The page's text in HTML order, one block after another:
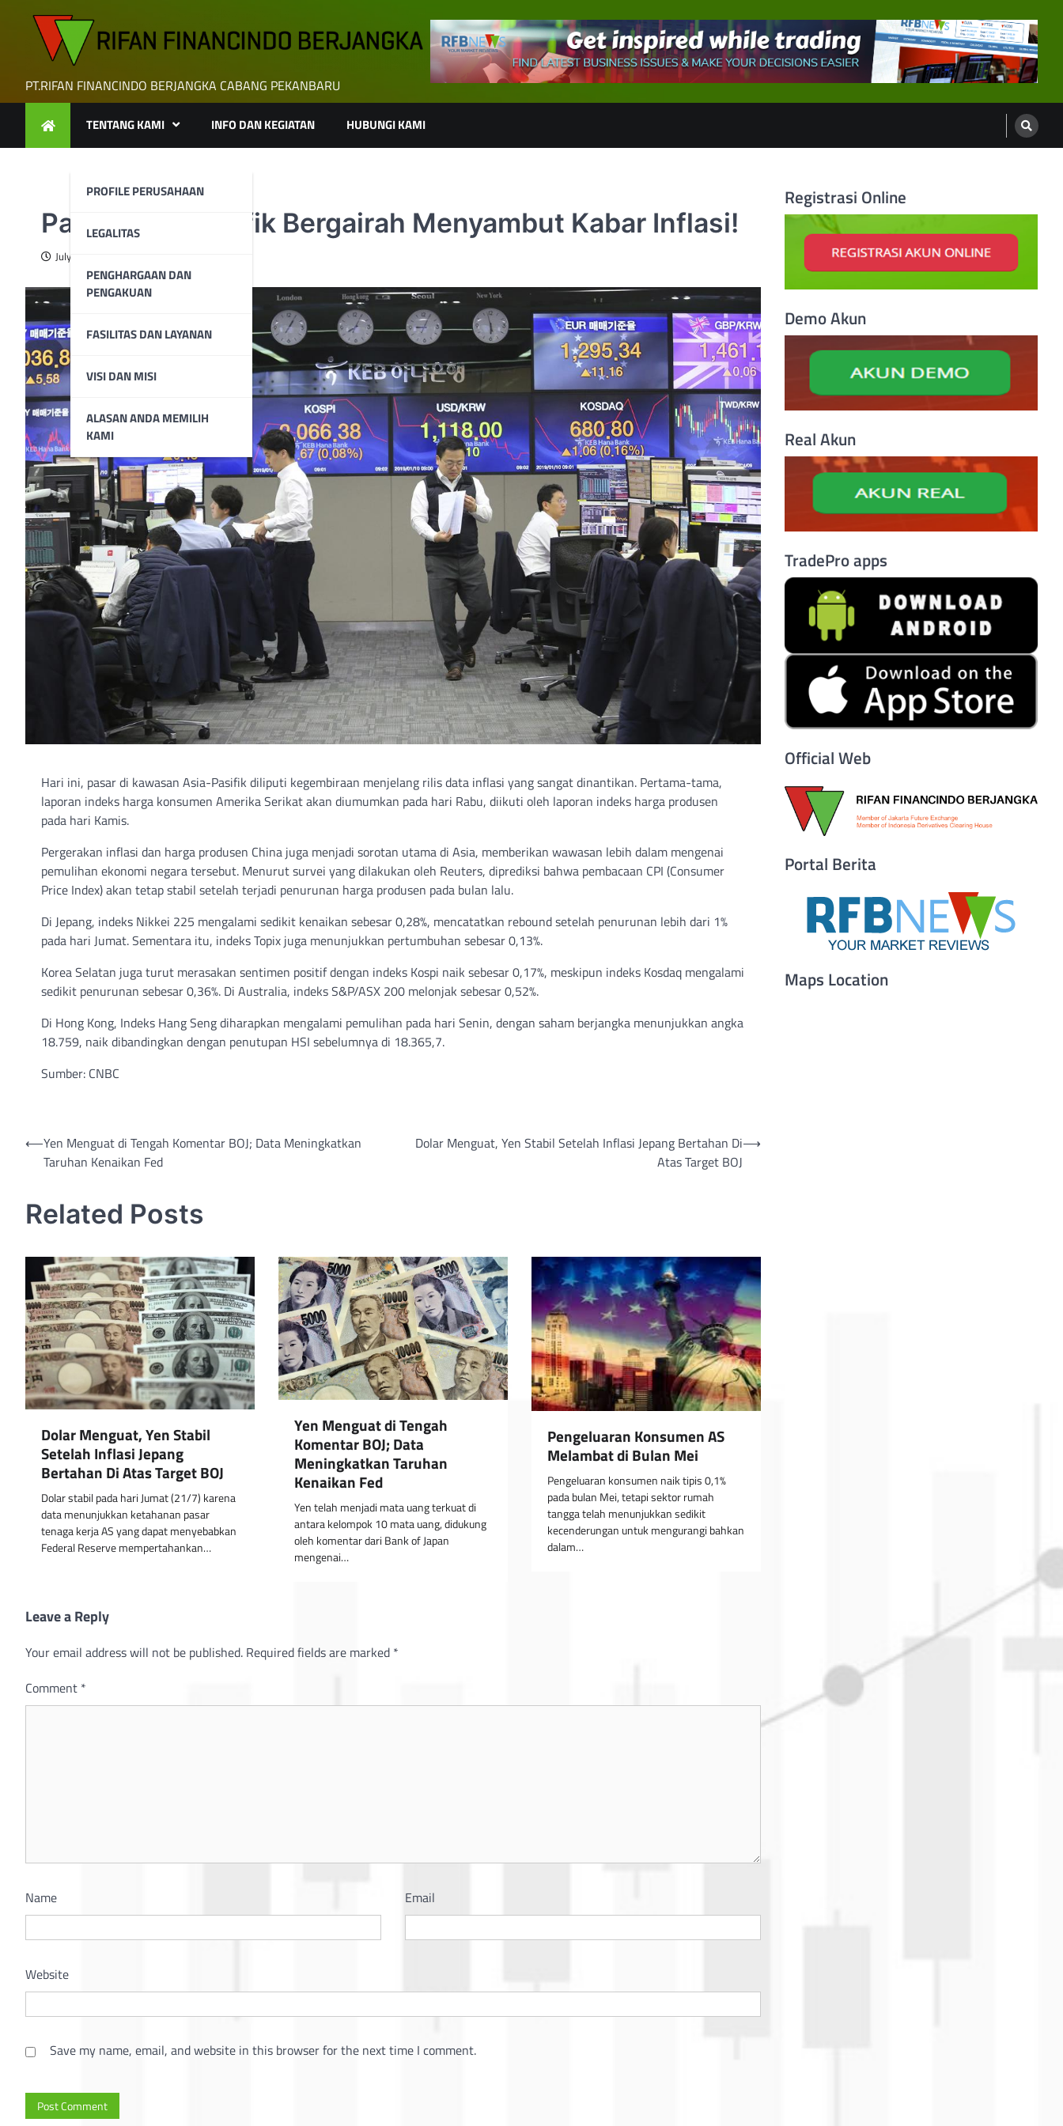
PT.RIFAN FINANCINDO BERJANGKA CABANG PEKANBARU
TENTANG KAMI
PROFILE PERUSAHAAN
LEGALITAS
PENGHARGAAN DAN
PENGAKUAN
FASILITAS DAN LAYANAN
VISI DAN MISI
ALASAN ANDA MEMILIH
KAMI
INFO DAN KEGIATAN HUBUNGI KAMI
Pasar Asia-Pasifik Bergairah Menyambut Kabar Inflasi!
July 10, 2023
Hari ini, pasar di kawasan Asia-Pasifik diliputi kegembiraan menjelang rilis data inflasi yang sangat dinantikan. Pertama-tama,
laporan indeks harga konsumen Amerika Serikat akan diumumkan pada hari Rabu, diikuti oleh laporan indeks harga produsen
pada hari Kamis.
Pergerakan inflasi dan harga produsen China juga menjadi sorotan utama di Asia, memberikan wawasan lebih dalam mengenai
pemulihan ekonomi negara tersebut. Menurut survei yang dilakukan oleh Reuters, diprediksi bahwa pembacaan CPI (Consumer
Price Index) akan tetap stabil setelah terjadi penurunan harga produsen pada bulan lalu.
Di Jepang, indeks Nikkei 225 mengalami sedikit kenaikan sebesar 0,28%, mencatatkan rebound setelah penurunan lebih dari 1%
pada hari Jumat. Sementara itu, indeks Topix juga menunjukkan pertumbuhan sebesar 0,13%.
Korea Selatan juga turut merasakan sentimen positif dengan indeks Kospi naik sebesar 0,17%, meskipun indeks Kosdaq mengalami
sedikit penurunan sebesar 0,36%. Di Australia, indeks S&P/ASX 200 melonjak sebesar 0,52%.
Di Hong Kong, Indeks Hang Seng diharapkan mengalami pemulihan pada hari Senin, dengan saham berjangka menunjukkan angka
18.759, naik dibandingkan dengan penutupan HSI sebelumnya di 18.365,7.
Sumber: CNBC
Post
navigation
⟵Yen Menguat di Tengah Komentar BOJ; Data Meningkatkan
Taruhan Kenaikan Fed
Dolar Menguat, Yen Stabil Setelah Inflasi Jepang Bertahan Di
Atas Target BOJ
⟶
Related Posts
Dolar Menguat, Yen Stabil
Setelah Inflasi Jepang
Bertahan Di Atas Target BOJ
Dolar stabil pada hari Jumat (21/7) karena
data menunjukkan ketahanan pasar
tenaga kerja AS yang dapat menyebabkan
Federal Reserve mempertahankan…
Yen Menguat di Tengah
Komentar BOJ; Data
Meningkatkan Taruhan
Kenaikan Fed
Yen telah menjadi mata uang terkuat di
antara kelompok 10 mata uang, didukung
oleh komentar dari Bank of Japan
mengenai…
Pengeluaran Konsumen AS
Melambat di Bulan Mei
Pengeluaran konsumen naik tipis 0,1%
pada bulan Mei, tetapi sektor rumah
tangga telah menunjukkan sedikit
kecenderungan untuk mengurangi bahkan
dalam…
Leave a Reply
Your email address will not be published. Required fields are marked *
Comment *
Name Email
Website
Save my name, email, and website in this browser for the next time I comment.
Registrasi Online
Demo Akun
Real Akun
TradePro apps
Official Web
Portal Berita
Maps Location